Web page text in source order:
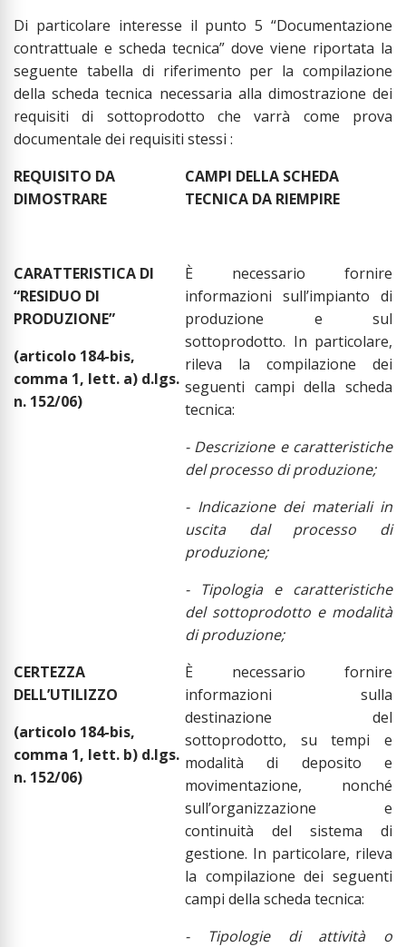
Di particolare interesse il punto 5 “Documentazione
contrattuale e scheda tecnica” dove viene riportata la
seguente tabella di riferimento per la compilazione
della scheda tecnica necessaria alla dimostrazione dei
requisiti di sottoprodotto che varrà come prova
documentale dei requisiti stessi :
REQUISITO DA
DIMOSTRARE
CAMPI DELLA SCHEDA
TECNICA DA RIEMPIRE
CARATTERISTICA DI
“RESIDUO DI
PRODUZIONE”
(articolo 184-bis,
comma 1, lett. a) d.lgs.
n. 152/06)
È necessario fornire
informazioni sull’impianto di
produzione e sul
sottoprodotto. In particolare,
rileva la compilazione dei
seguenti campi della scheda
tecnica:
- Descrizione e caratteristiche
del processo di produzione;
- Indicazione dei materiali in
uscita dal processo di
produzione;
- Tipologia e caratteristiche
del sottoprodotto e modalità
di produzione;
CERTEZZA
DELL’UTILIZZO
(articolo 184-bis,
comma 1, lett. b) d.lgs.
n. 152/06)
È necessario fornire
informazioni sulla
destinazione del
sottoprodotto, su tempi e
modalità di deposito e
movimentazione, nonché
sull’organizzazione e
continuità del sistema di
gestione. In particolare, rileva
la compilazione dei seguenti
campi della scheda tecnica:
- Tipologie di attività o